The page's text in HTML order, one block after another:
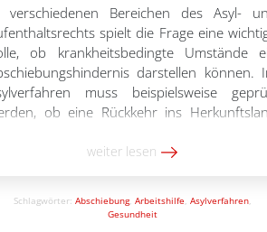
verschiedenen Bereichen des Asyl-
spielt die Frage eine
ob krankheitsbedingte Umstände
darstellen können.
muss beispielsweise
ob eine Rückkehr ins
des Gesundheitszustands
Behörden häufig vor […]
weiter lesen
Schlagwörter: Abschiebung, Arbeitshilfe, Asylverfahren,
Gesundheit